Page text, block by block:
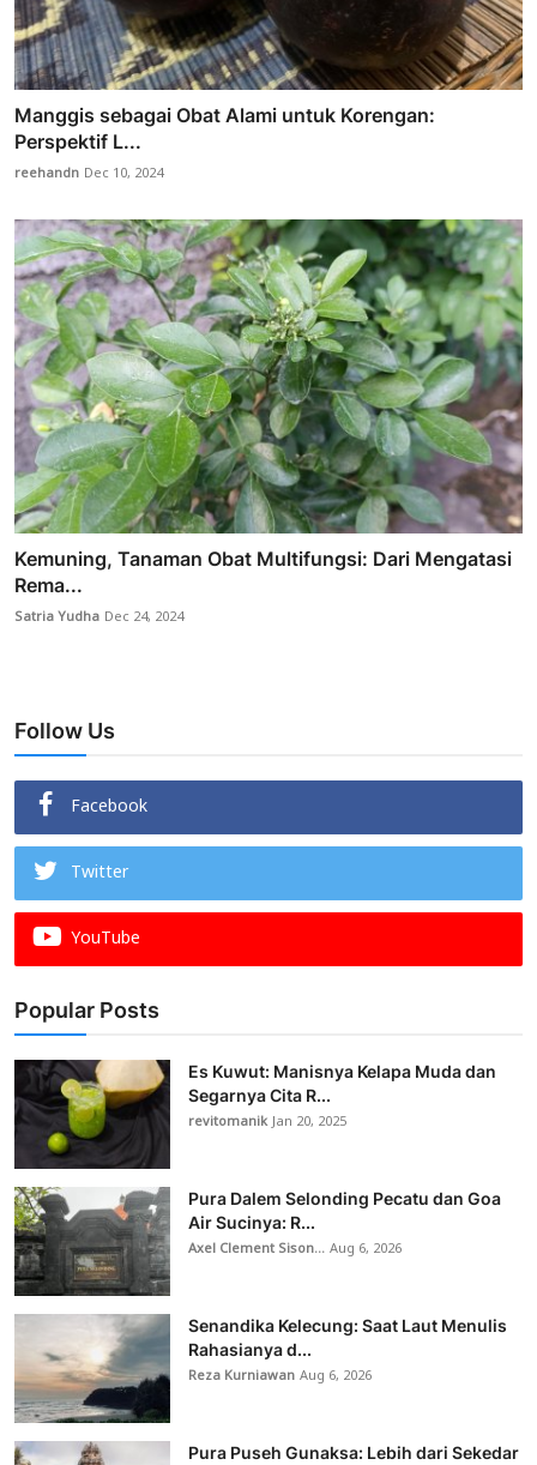
Manggis sebagai Obat Alami untuk Korengan:
Perspektif L...
reehandn Dec 10, 2024
Kemuning, Tanaman Obat Multifungsi: Dari Mengatasi
Rema...
Satria Yudha Dec 24, 2024
Follow Us
Facebook
Twitter
YouTube
Popular Posts
Es Kuwut: Manisnya Kelapa Muda dan
Segarnya Cita R...
revitomanikJan 20, 2025
Pura Dalem Selonding Pecatu dan Goa
Air Sucinya: R...
Axel Clement Sison...Aug 6, 2026
Senandika Kelecung: Saat Laut Menulis
Rahasianya d...
Reza KurniawanAug 6, 2026
Pura Puseh Gunaksa: Lebih dari Sekedar